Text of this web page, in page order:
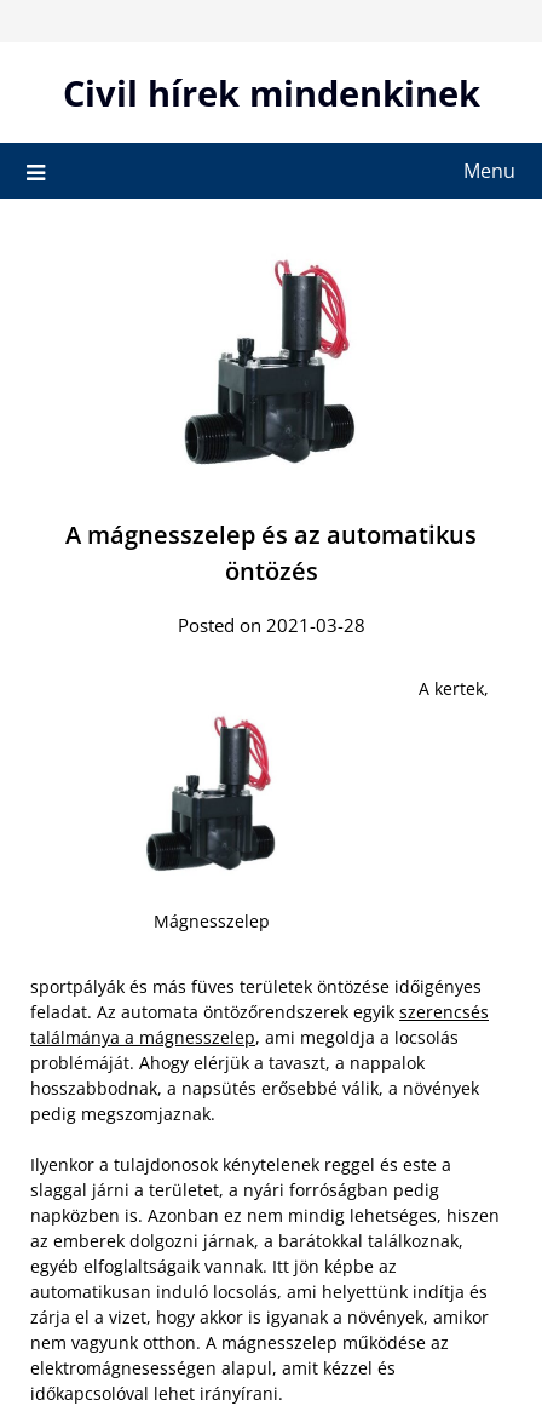
contentCivil hírek mindenkinek
Menu
A mágnesszelep és az automatikus
öntözés
Posted on 2021-03-28
Mágnesszelep
A kertek,
sportpályák és más füves területek öntözése időigényes
feladat. Az automata öntözőrendszerek egyik szerencsés
találmánya a mágnesszelep, ami megoldja a locsolás
problémáját. Ahogy elérjük a tavaszt, a nappalok
hosszabbodnak, a napsütés erősebbé válik, a növények
pedig megszomjaznak.
Ilyenkor a tulajdonosok kénytelenek reggel és este a
slaggal járni a területet, a nyári forróságban pedig
napközben is. Azonban ez nem mindig lehetséges, hiszen
az emberek dolgozni járnak, a barátokkal találkoznak,
egyéb elfoglaltságaik vannak. Itt jön képbe az
automatikusan induló locsolás, ami helyettünk indítja és
zárja el a vizet, hogy akkor is igyanak a növények, amikor
nem vagyunk otthon. A mágnesszelep működése az
elektromágnesességen alapul, amit kézzel és
időkapcsolóval lehet irányírani.